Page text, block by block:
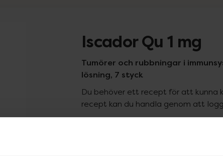
Iscador Qu 1 mg
Tumörer och rubbningar i
lösning, 7 styck
Du behöver ett recept för att kunna
recept kan du handla genom att
Pris med